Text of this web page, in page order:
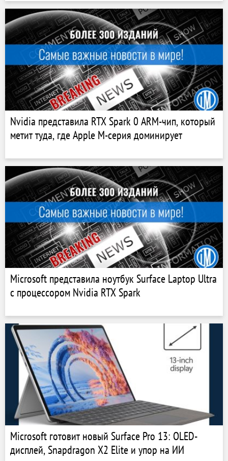
Nvidia представила RTX Spark 0 ARM-чип, который
метит туда, где Apple M-серия доминирует
Microsoft представила ноутбук Surface Laptop Ultra
с процессором Nvidia RTX Spark
Microsoft готовит новый Surface Pro 13: OLED-
дисплей, Snapdragon X2 Elite и упор на ИИ